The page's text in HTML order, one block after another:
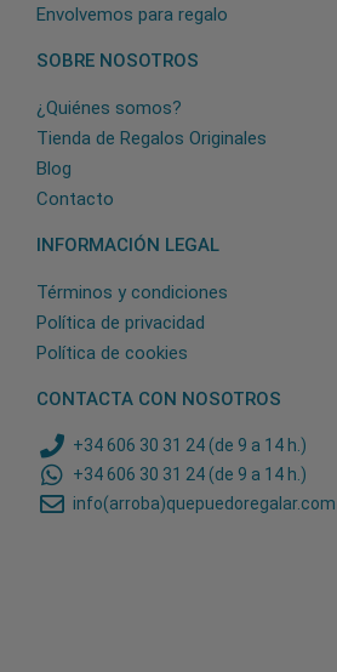
Envolvemos para regalo
SOBRE NOSOTROS
¿Quiénes somos?
Tienda de Regalos Originales
Blog
Contacto
INFORMACIÓN LEGAL
Términos y condiciones
Política de privacidad
Política de cookies
CONTACTA CON NOSOTROS
+34 606 30 31 24 (de 9 a 14 h.)
+34 606 30 31 24 (de 9 a 14 h.)
info(arroba)quepuedoregalar.com